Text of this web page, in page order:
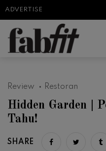
ADVERTISE
Review Restoran
Hidden Garden |
Tahu!
SHARE Share onShare